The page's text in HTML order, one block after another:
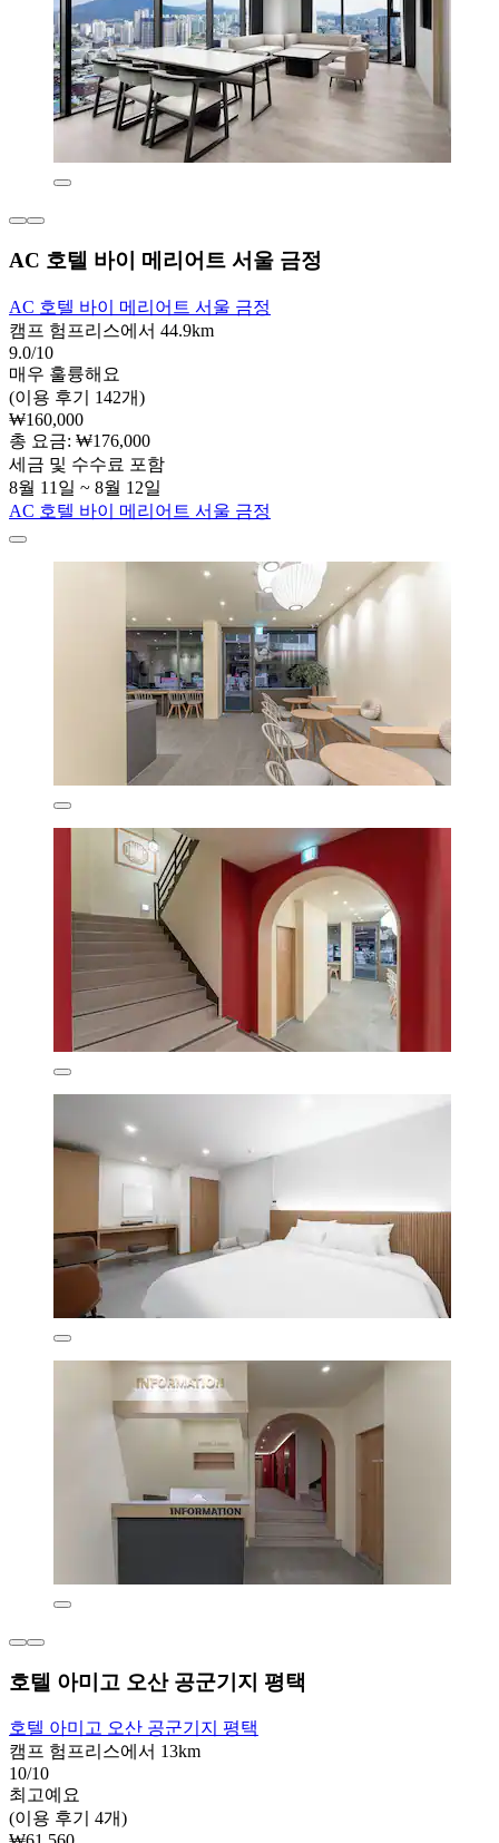
AC 호텔 바이 메리어트 서울 금정
AC 호텔 바이 메리어트 서울 금정
캠프 험프리스에서 44.9km
9.0/10
매우 훌륭해요
(이용 후기 142개)
₩160,000
총 요금: ₩176,000
세금 및 수수료 포함
8월 11일 ~ 8월 12일
AC 호텔 바이 메리어트 서울 금정
호텔 아미고 오산 공군기지 평택
호텔 아미고 오산 공군기지 평택
캠프 험프리스에서 13km
10/10
최고예요
(이용 후기 4개)